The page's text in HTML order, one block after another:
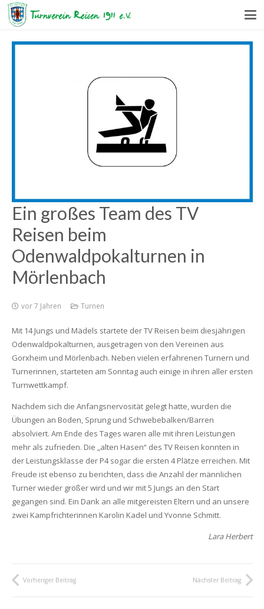
Ein großes Team des TV
Reisen beim
Odenwaldpokalturnen in
Mörlenbach
vor 7 Jahren Turnen
Mit 14 Jungs und Mädels startete der TV Reisen beim diesjährigen
Odenwaldpokalturnen, ausgetragen von den Vereinen aus
Gorxheim und Mörlenbach. Neben vielen erfahrenen Turnern und
Turnerinnen, starteten am Sonntag auch einige in ihren aller ersten
Turnwettkampf.
Nachdem sich die Anfangsnervosität gelegt hatte, wurden die
Übungen an Boden, Sprung und Schwebebalken/Barren
absolviert. Am Ende des Tages waren alle mit ihren Leistungen
mehr als zufrieden. Die „alten Hasen“ des TV Reisen konnten in
der Leistungsklasse der P4 sogar die ersten 4 Plätze erreichen. Mit
Freude ist ebenso zu berichten, dass die Anzahl der männlichen
Turner wieder größer wird und wir mit 5 Jungs an den Start
gegangen sind. Ein Dank an alle mitgereisten Eltern und an unsere
zwei Kampfrichterinnen Karolin Kadel und Yvonne Schmitt.
Lara Herbert
Vorheriger Beitrag Nächster Beitrag